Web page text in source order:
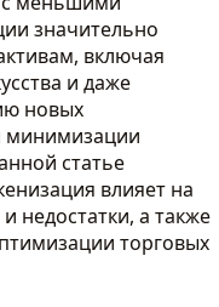
значительно
включая
и даже
новых
минимизации
статье
влияет на
недостатки, а также
торговых